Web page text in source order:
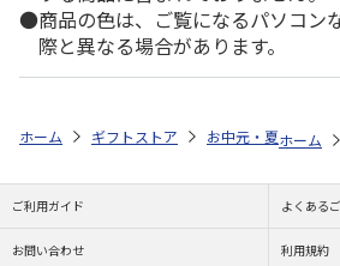
商品の色は、ご覧になるパソコン
際と異なる場合があります。
ホーム ギフトストア お中元・夏ギフト
ホーム
ご利用ガイド よくある
お問い合わせ 利用規約